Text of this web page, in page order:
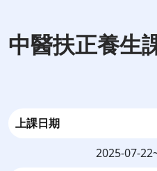
中醫扶正養生
上課日期
2025-07-